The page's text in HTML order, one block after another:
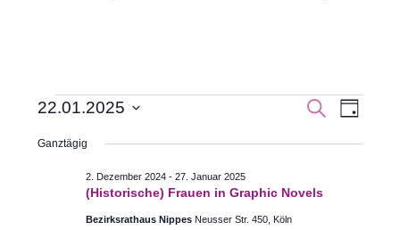
Veranstaltungen
für
Suche
und
SUCHE
TAG
22.01.2025
Ganztägig
(Historische) Frauen in Graphic Novels
2. Dezember 2024 - 27. Januar 2025
Bezirksrathaus Nippes Neusser Str. 450, Köln